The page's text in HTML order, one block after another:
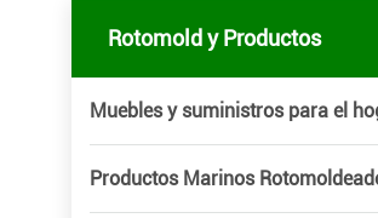
Rotomold y Productos
Muebles y suministros para el
Productos Marinos